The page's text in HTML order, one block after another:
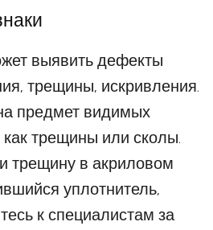
выявить дефекты
трещины, искривления.
предмет видимых
трещины или сколы.
трещину в акриловом
уплотнитель,
к специалистам за